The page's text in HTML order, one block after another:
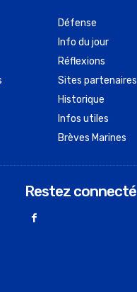
Défense
Info du jour
Réflexions
Sites partenaires
Historique
Infos utiles
Brèves Marines
Restez connecté